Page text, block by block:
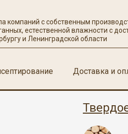
компаний с собственным
естественной влажности с
и Ленинградской области
Доставка и
Антисептирование